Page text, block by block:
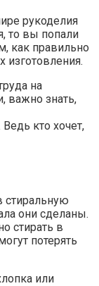
рукоделия
то вы попали
как правильно
изготовления.
на
важно знать,
кто хочет,
стиральную
они сделаны.
стирать в
потерять
или